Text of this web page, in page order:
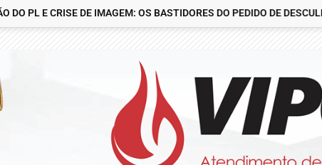
DO PL E CRISE DE IMAGEM: OS BASTIDORES DO PEDIDO DE